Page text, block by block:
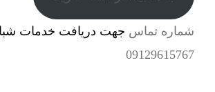
شماره تماس جهت دریافت خدمات
09129615767